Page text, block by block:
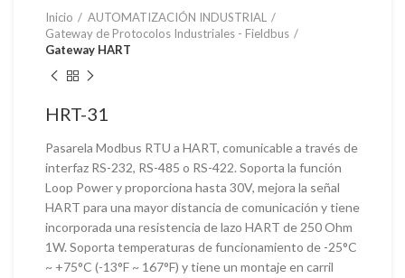
Inicio
AUTOMATIZACIÓN INDUSTRIAL
Gateway de Protocolos Industriales - Fieldbus
Gateway HART
HRT-31
Pasarela Modbus RTU a HART, comunicable a través de
interfaz RS-232, RS-485 o RS-422. Soporta la función
Loop Power y proporciona hasta 30V, mejora la señal
HART para una mayor distancia de comunicación y tiene
incorporada una resistencia de lazo HART de 250 Ohm
1W. Soporta temperaturas de funcionamiento de -25°C
~ +75°C (-13°F ~ 167°F) y tiene un montaje en carril